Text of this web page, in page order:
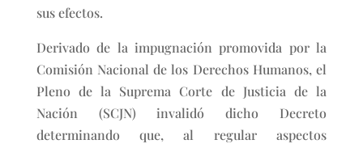
sus efectos.
Derivado de la impugnación promovida por la
Comisión Nacional de los Derechos Humanos, el
Pleno de la Suprema Corte de Justicia de la
Nación (SCJN) invalidó dicho Decreto
determinando que, al regular aspectos